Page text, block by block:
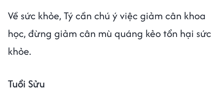
Về sức khỏe, Tý cần chú ý việc giảm cân khoa
học, đừng giảm cân mù quáng kẻo tổn hại sức
khỏe.
Tuổi Sửu